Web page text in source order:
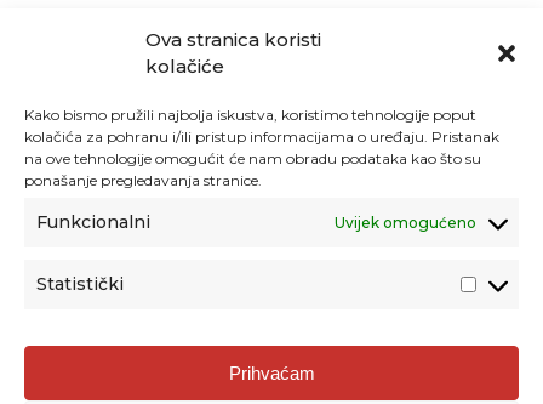
Ova stranica koristi
kolačiće
Kako bismo pružili najbolja iskustva, koristimo tehnologije poput
kolačića za pohranu i/ili pristup informacijama o uređaju. Pristanak
na ove tehnologije omogućit će nam obradu podataka kao što su
ponašanje pregledavanja stranice.
Funkcionalni Uvijek omogućeno
Statistički
Prihvaćam
Agencija za odgoj i obrazovanje
Donje Svetice 38, 10000 Zagreb